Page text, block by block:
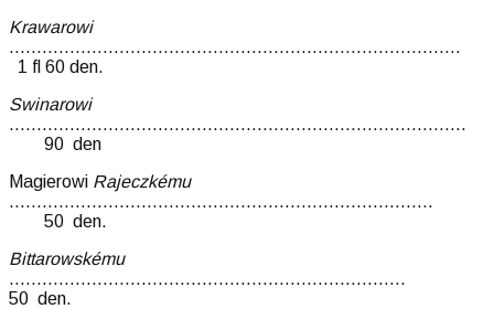
Krawarowi
……………………………………………………………………….
1 fl 60 den.
Swinarowi
90 den
Magierowi Rajeczkému
…………………………………………………………………..
50 den.
Bittarowskému
………………………………………………………………
50 den.